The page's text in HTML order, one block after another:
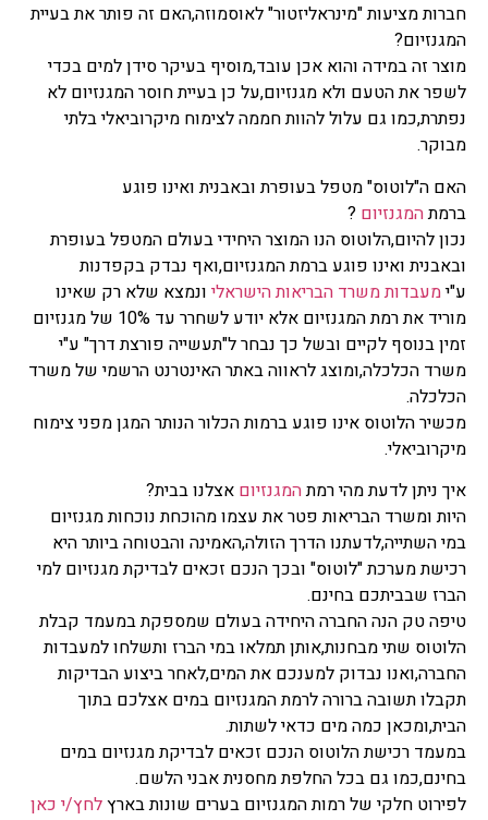
חברות מציעות "מינראליזטור" לאוסמוזה,האם זה פותר את בעיית
המגנזיום?
מוצר זה במידה והוא אכן עובד,מוסיף בעיקר סידן למים בכדי
לשפר את הטעם ולא מגנזיום,על כן בעיית חוסר המגנזיום לא
נפתרת,כמו גם עלול להוות חממה לצימוח מיקרוביאלי בלתי
מבוקר.
האם ה"לוטוס" מטפל בעופרת ובאבנית ואינו פוגע
ברמתהמגנזיום ?
נכון להיום,הלוטוס הנו המוצר היחידי בעולם המטפל בעופרת
ובאבנית ואינו פוגע ברמת המגנזיום,ואף נבדק בקפדנות
ע"ימעבדות משרד הבריאות הישראלי ונמצא שלא רק שאינו
מוריד את רמת המגנזיום אלא יודע לשחרר עד 10% של מגנזיום
זמין בנוסף לקיים ובשל כך נבחר ל"תעשייה פורצת דרך" ע"י
משרד הכלכלה,ומוצג לראווה באתר האינטרנט הרשמי של משרד
הכלכלה.
מכשיר הלוטוס אינו פוגע ברמות הכלור הנותר המגן מפני צימוח
מיקרוביאלי.
איך ניתן לדעת מהי רמתהמגנזיום אצלנו בבית?
היות ומשרד הבריאות פטר את עצמו מהוכחת נוכחות מגנזיום
במי השתייה,לדעתנו הדרך הזולה,האמינה והבטוחה ביותר היא
רכישת מערכת "לוטוס" ובכך הנכם זכאים לבדיקת מגנזיום למי
הברז שבביתכם בחינם.
טיפה טק הנה החברה היחידה בעולם שמספקת במעמד קבלת
הלוטוס שתי מבחנות,אותן תמלאו במי הברז ותשלחו למעבדות
החברה,ואנו נבדוק למענכם את המים,לאחר ביצוע הבדיקות
תקבלו תשובה ברורה לרמת המגנזיום במים אצלכם בתוך
הבית,ומכאן כמה מים כדאי לשתות.
במעמד רכישת הלוטוס הנכם זכאים לבדיקת מגנזיום במים
בחינם,כמו גם בכל החלפת מחסנית אבני הלשם.
לפירוט חלקי של רמות המגנזיום בערים שונות בארץלחץ/י כאן